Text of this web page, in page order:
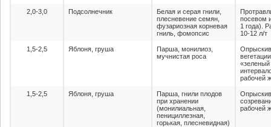
2,0-3,0 Подсолнечник
Белая и серая гнили,
плесневение семян,
фузариозная корневая
гниль, фомопсис
посевом
1 года).
10-12 л/т
1,5-2,5 Яблоня, груша
Парша, монилиоз,
мучнистая роса
рабочей
1,5-2,5 Яблоня, груша
Парша, гнили плодов
при хранении
(монилиальная,
пенициллезная,
горькая, плесневидная)
рабочей